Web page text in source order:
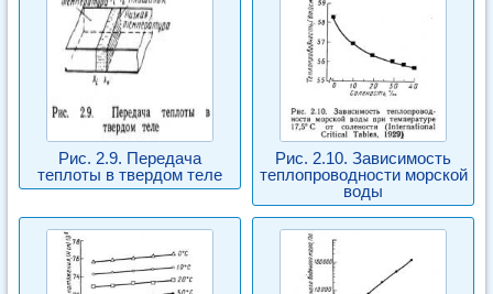
Рис. 2.9. Передача
теплоты в твердом теле
Рис. 2.10. Зависимость
теплопроводности морской
воды